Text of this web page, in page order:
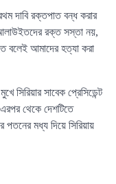
দাবি রক্তপাত বন্ধ করার
রক্ত সস্তা নয়,
বলেই আমাদের হত্যা করা
সিরিয়ার সাবেক প্রেসিডেন্ট
থেকে দেশটিতে
পতনের মধ্য দিয়ে সিরিয়ায়